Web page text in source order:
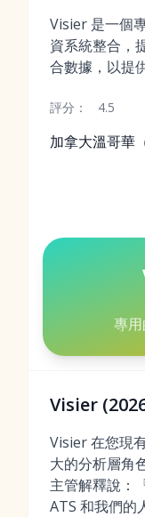
Visier 是一個
資系統整合，
合數據，以提
評分： 4.5
加拿大溫哥華
專
Visier
Visier 在您現
大的分析層角
主管解釋說：
ATS 和我們的